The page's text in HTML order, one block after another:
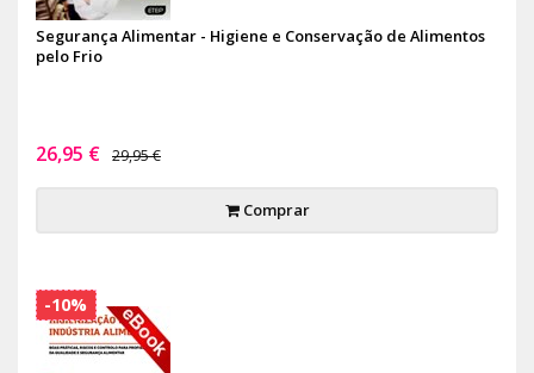
Segurança Alimentar - Higiene e Conservação de Alimentos
pelo Frio
26,95 € 29,95 €
Comprar
-10%